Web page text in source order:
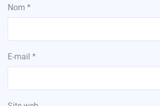
Nom *
E-mail *